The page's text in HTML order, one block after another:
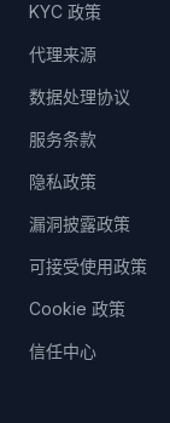
KYC 政策
代理来源
数据处理协议
服务条款
隐私政策
漏洞披露政策
可接受使用政策
Cookie 政策
信任中心